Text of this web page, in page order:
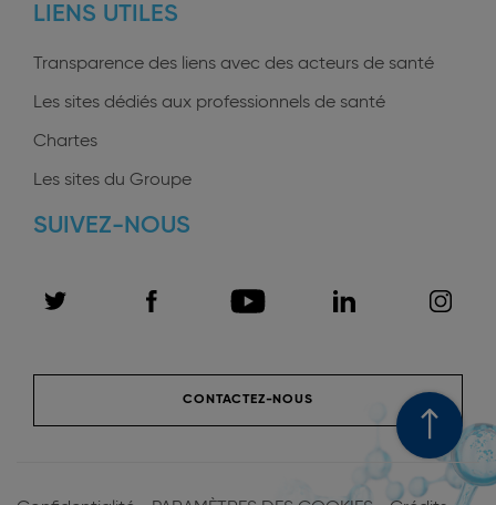
LIENS UTILES
Transparence des liens avec des acteurs de santé
Les sites dédiés aux professionnels de santé
Chartes
Les sites du Groupe
SUIVEZ-NOUS
CONTACTEZ-NOUS